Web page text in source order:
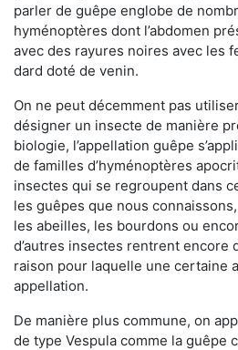
parler de guêpe englobe de
hyménoptères dont l’abdomen
avec des rayures noires avec les
dard doté de venin.
On ne peut décemment pas
désigner un insecte de manière
biologie, l’appellation guêpe
de familles d’hyménoptères
insectes qui se regroupent dans
les guêpes que nous
les abeilles, les bourdons ou
d’autres insectes rentrent encore
raison pour laquelle une certaine
appellation.
De manière plus commune, on
de type Vespula comme la guêpe